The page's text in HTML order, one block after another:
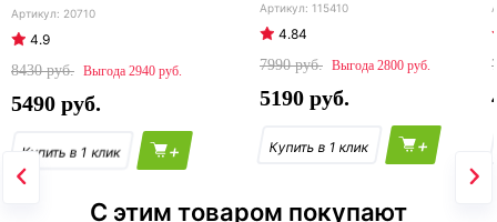
20710
4.9
8430
2940
5490
+
115410
4.84
7990
2800
5190
+
С этим товаром покупают